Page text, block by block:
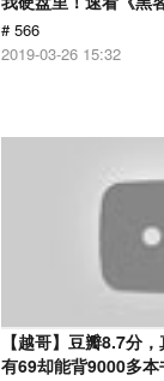
# 566
2019-03-26 15:32
【越哥】豆瓣8.7分
有69却能背9000多本